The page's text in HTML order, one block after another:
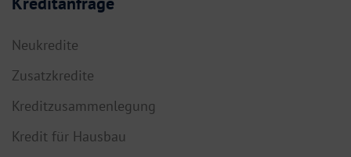
Neukredite
Zusatzkredite
Kreditzusammenlegung
Kredit für Hausbau